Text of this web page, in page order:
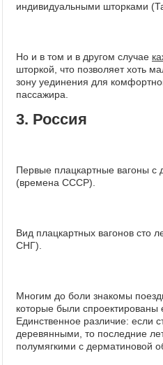
индивидуальными шторками
Но и в том и в другом случае
шторкой, что позволяет хоть
зону уединения для
пассажира.
3. Россия
Первые плацкартные вагоны с
(времена СССР).
Вид плацкартных вагонов сто
СНГ).
Многим до боли знакомы
которые были
Единственное различие: если
деревянными, то последние
полумягкими с дерматиновой